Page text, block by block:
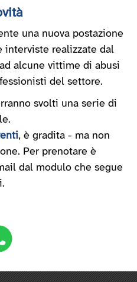
una nuova postazione
interviste realizzate dal
alcune vittime di abusi
del settore.
svolti una serie di
, è gradita - ma non
Per prenotare è
dal modulo che segue